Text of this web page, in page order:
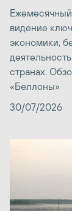
Ежемесячный
видение
экономики,
странах.
«Беллоны»
30/07/2026